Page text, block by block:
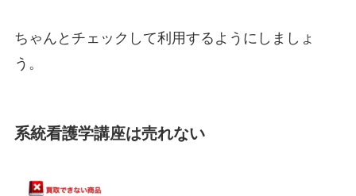
ちゃんとチェックして利用するようにしましょ
う。
系統看護学講座は売れない